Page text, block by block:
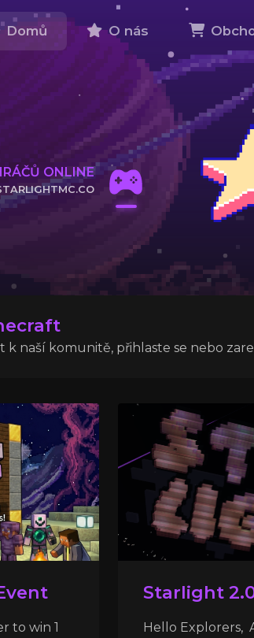
Domů O nás
ONLINE
SERVERU
k naší komunitě, přihlaste se nebo
to win 1
Starlight
Hello Explorers,